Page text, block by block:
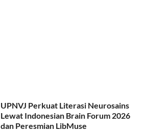
UPNVJ Perkuat Literasi Neurosains
Lewat Indonesian Brain Forum 2026
dan Peresmian LibMuse